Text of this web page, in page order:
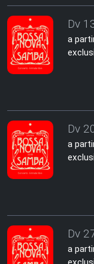
Dv
a
Dv
a
Dv
a